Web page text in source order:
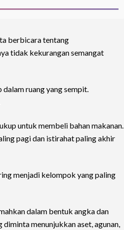
berbicara tentang
tidak kekurangan semangat
dalam ruang yang sempit.
untuk membeli bahan makanan.
pagi dan istirahat paling akhir
menjadi kelompok yang paling
dalam bentuk angka dan
menunjukkan aset, agunan,